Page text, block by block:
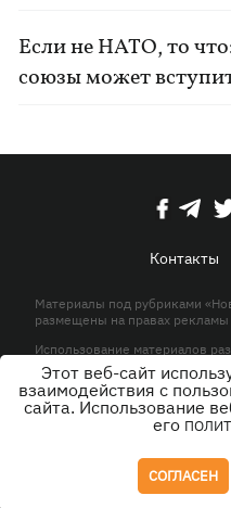
Если не НАТО, то
союзы может
Контакты
Материалы под рубриками
размещены на правах рекламы
Использование материалов
активной гиперссылки на
© ООО «ЮЛАВ МЕДИА»,2026.
Этот веб-сайт
взаимодействия с
сайта. Использование
его
СОГЛАСЕН